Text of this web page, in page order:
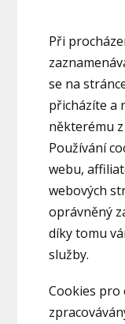
Při
se na
přicházíte a
některému
Používání
webu,
webových
oprávněný
díky tomu
služby.
Cookies pro